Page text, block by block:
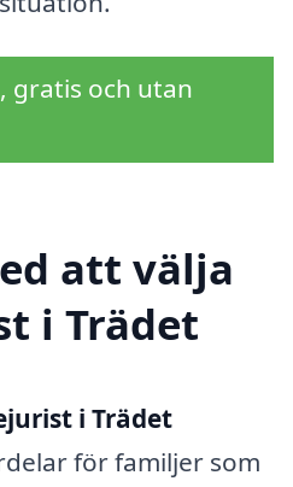
gratis och utan
att välja
i Trädet
i Trädet
för familjer som